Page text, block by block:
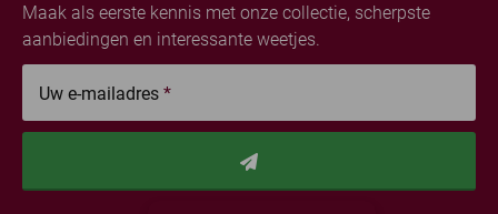
Maak als eerste kennis met onze collectie, scherpste
aanbiedingen en interessante weetjes.
Uw e-mailadres *